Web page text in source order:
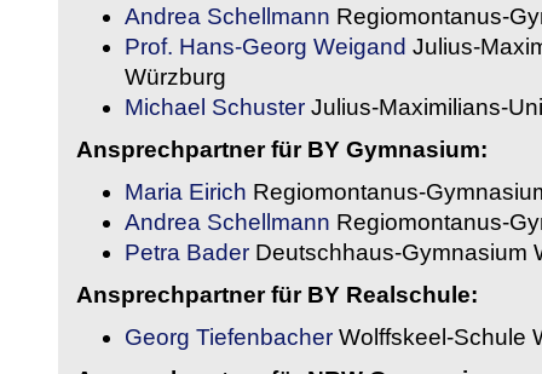
Andrea Schellmann Regiomontanus-
Prof. Hans-Georg Weigand Julius-
Würzburg
Michael Schuster Julius-Maximilians-
Ansprechpartner für BY Gymnasium:
Maria Eirich Regiomontanus-
Andrea Schellmann Regiomontanus-
Petra Bader Deutschhaus-Gymnasium
Ansprechpartner für BY Realschule:
Georg Tiefenbacher Wolffskeel-Schule